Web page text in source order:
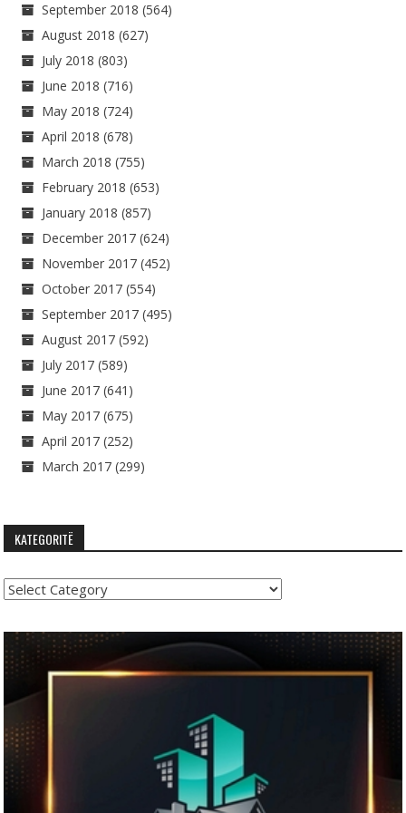
September 2018 (564)
August 2018 (627)
July 2018 (803)
June 2018 (716)
May 2018 (724)
April 2018 (678)
March 2018 (755)
February 2018 (653)
January 2018 (857)
December 2017 (624)
November 2017 (452)
October 2017 (554)
September 2017 (495)
August 2017 (592)
July 2017 (589)
June 2017 (641)
May 2017 (675)
April 2017 (252)
March 2017 (299)
KATEGORITË
Kategoritë